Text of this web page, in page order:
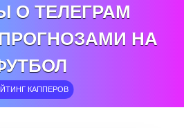
О ТЕЛЕГРАМ
НА
КАППЕРОВ